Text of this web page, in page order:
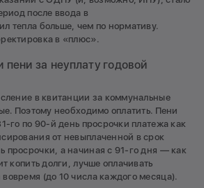
после ввода в
тепла больше, чем по нормативу.
в «плюс».
за неуплату годовой
в квитанции за коммунальные
Поэтому необходимо оплатить. Пени
го по 90-й день просрочки платежа как
от невыплаченной в срок
просрочки, а начиная с 91-го дня — как
копить долги, лучше оплачивать
(до 10 числа каждого месяца).